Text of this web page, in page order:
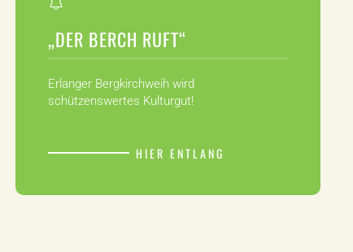
„DER BERCH RUFT“
Erlanger Bergkirchweih wird
schützenswertes Kulturgut!
HIER ENTLANG